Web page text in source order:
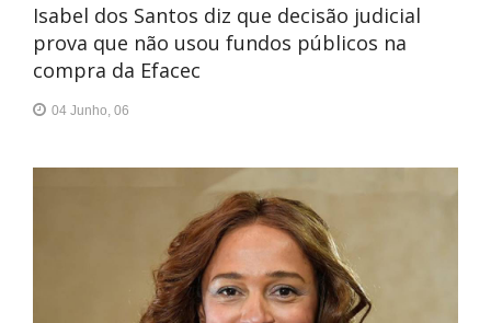
Isabel dos Santos diz que decisão judicial
prova que não usou fundos públicos na
compra da Efacec
04 Junho, 06